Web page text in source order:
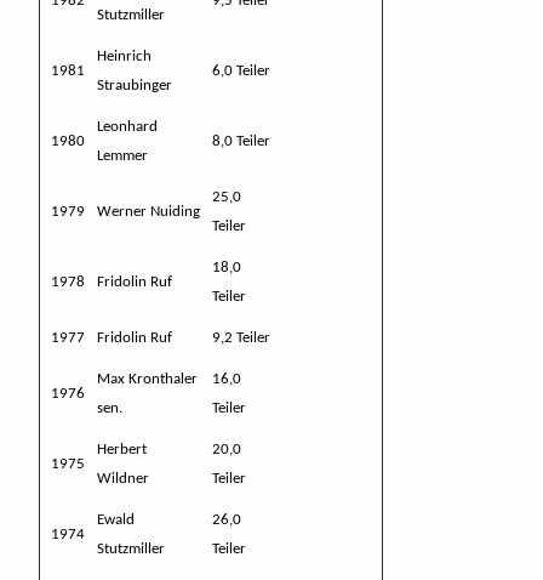
Stutzmiller
1981
Heinrich
Straubinger
6,0 Teiler
1980
Leonhard
Lemmer
8,0 Teiler
1979 Werner Nuiding
25,0
Teiler
1978 Fridolin Ruf
18,0
Teiler
1977 Fridolin Ruf 9,2 Teiler
1976
Max Kronthaler
sen.
16,0
Teiler
1975
Herbert
Wildner
20,0
Teiler
1974
Ewald
Stutzmiller
26,0
Teiler